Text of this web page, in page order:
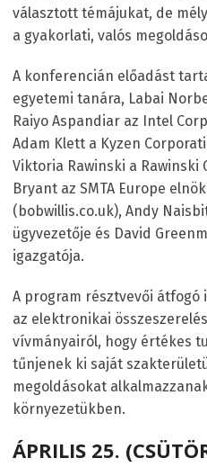
választott témájukat, de
a gyakorlati, valós
A konferencián előadást
egyetemi tanára, Labai
Raiyo Aspandiar az Intel
Adam Klett a Kyzen
Viktoria Rawinski a Rawinski
Bryant az SMTA Europe
(bobwillis.co.uk), Andy
ügyvezetője és David
igazgatója.
A program résztvevői
az elektronikai
vívmányairól, hogy értékes
tűnjenek ki saját
megoldásokat
környezetükben.
ÁPRILIS 25.